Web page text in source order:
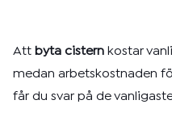
Att byta cistern kostar
medan arbetskostnaden
får du svar på de